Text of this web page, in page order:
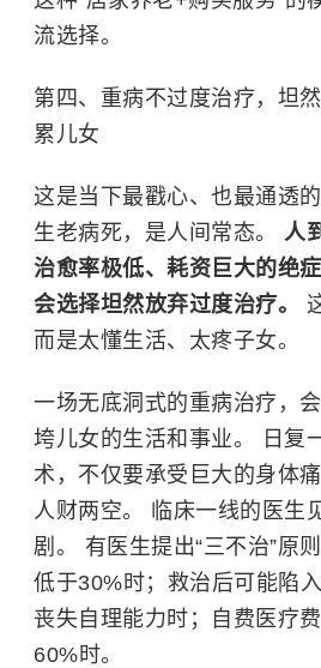
流选择。
第四、重病不过度治疗，坦
累儿女
这是当下最戳心、也最通透
生老病死，是人间常态。 人
治愈率极低、耗资巨大的绝
会选择坦然放弃过度治疗。
而是太懂生活、太疼子女。
一场无底洞式的重病治疗，
垮儿女的生活和事业。 日复
术，不仅要承受巨大的身体
人财两空。 临床一线的医生
剧。 有医生提出“三不治”原
低于30%时；救治后可能陷
丧失自理能力时；自费医疗
60%时。